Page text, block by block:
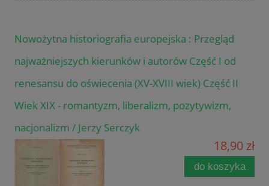
Nowożytna historiografia europejska : Przegląd
najważniejszych kierunków i autorów Część I od
renesansu do oświecenia (XV-XVIII wiek) Część II
Wiek XIX - romantyzm, liberalizm, pozytywizm,
nacjonalizm / Jerzy Serczyk
18,90 zł
do koszyka